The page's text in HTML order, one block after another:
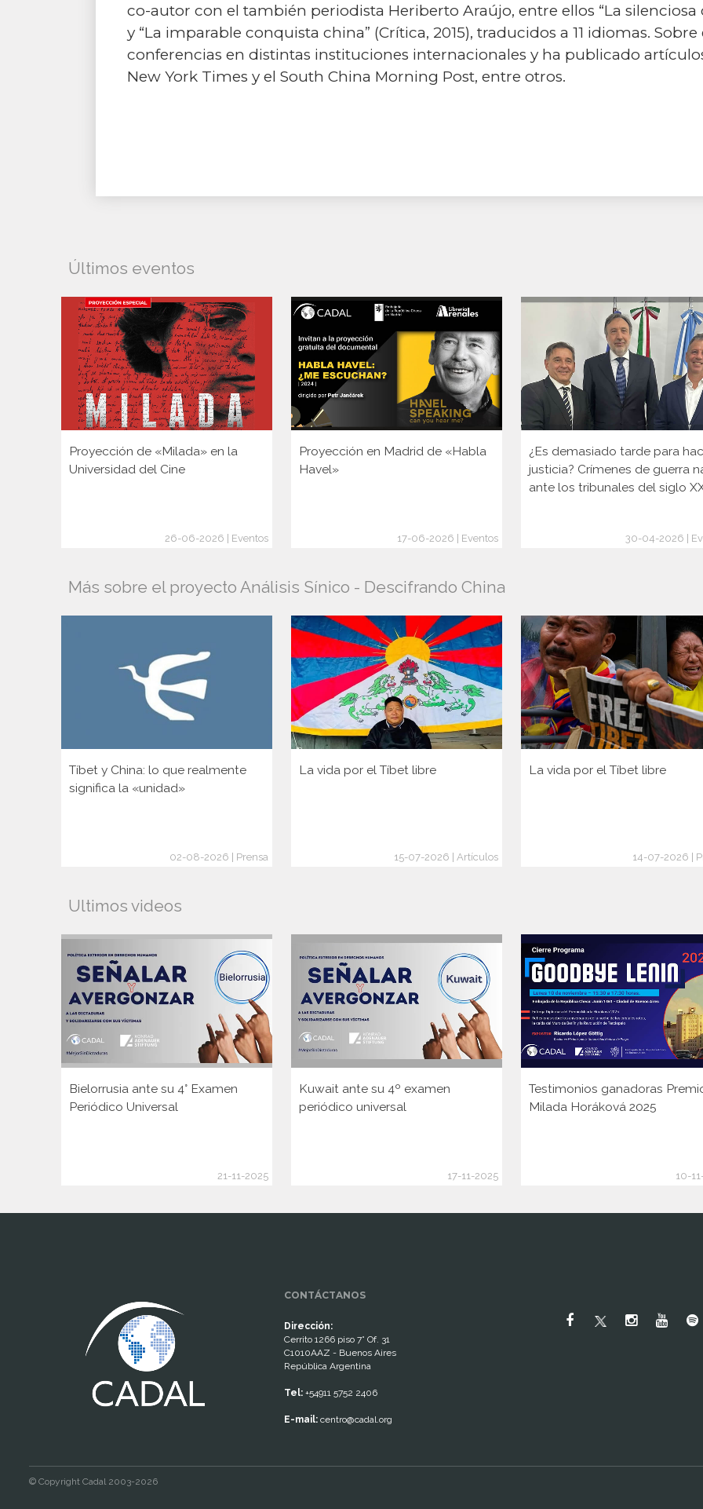
co-autor con el también periodista Heriberto Araújo, entre ellos “La silenciosa
y “La imparable conquista china” (Crítica, 2015), traducidos a 11 idiomas.
conferencias en distintas instituciones internacionales y ha publicado
New York Times y el South China Morning Post, entre otros.
Últimos eventos
Proyección de «Milada» en la
Universidad del Cine
26-06-2026 | Eventos
Proyección en Madrid de «Habla
Havel»
17-06-2026 | Eventos
¿Es demasiado tarde para
justicia? Crímenes de guerra
ante los tribunales del siglo
30-04-2026 |
Más sobre el proyecto Análisis Sínico - Descifrando China
Tíbet y China: lo que realmente
significa la «unidad»
02-08-2026 | Prensa
La vida por el Tíbet libre
15-07-2026 | Artículos
La vida por el Tíbet libre
14-07-2026 |
Ultimos videos
Bielorrusia ante su 4° Examen
Periódico Universal
21-11-2025
Kuwait ante su 4º examen
periódico universal
17-11-2025
Testimonios ganadoras
Milada Horáková 2025
10-
CONTÁCTANOS
Dirección:
Cerrito 1266 piso 7° Of. 31
C1010AAZ - Buenos Aires
República Argentina
Tel: +54911 5752 2406
E-mail: centro@cadal.org
© Copyright Cadal 2003-2026